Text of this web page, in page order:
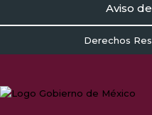
Aviso
Derechos